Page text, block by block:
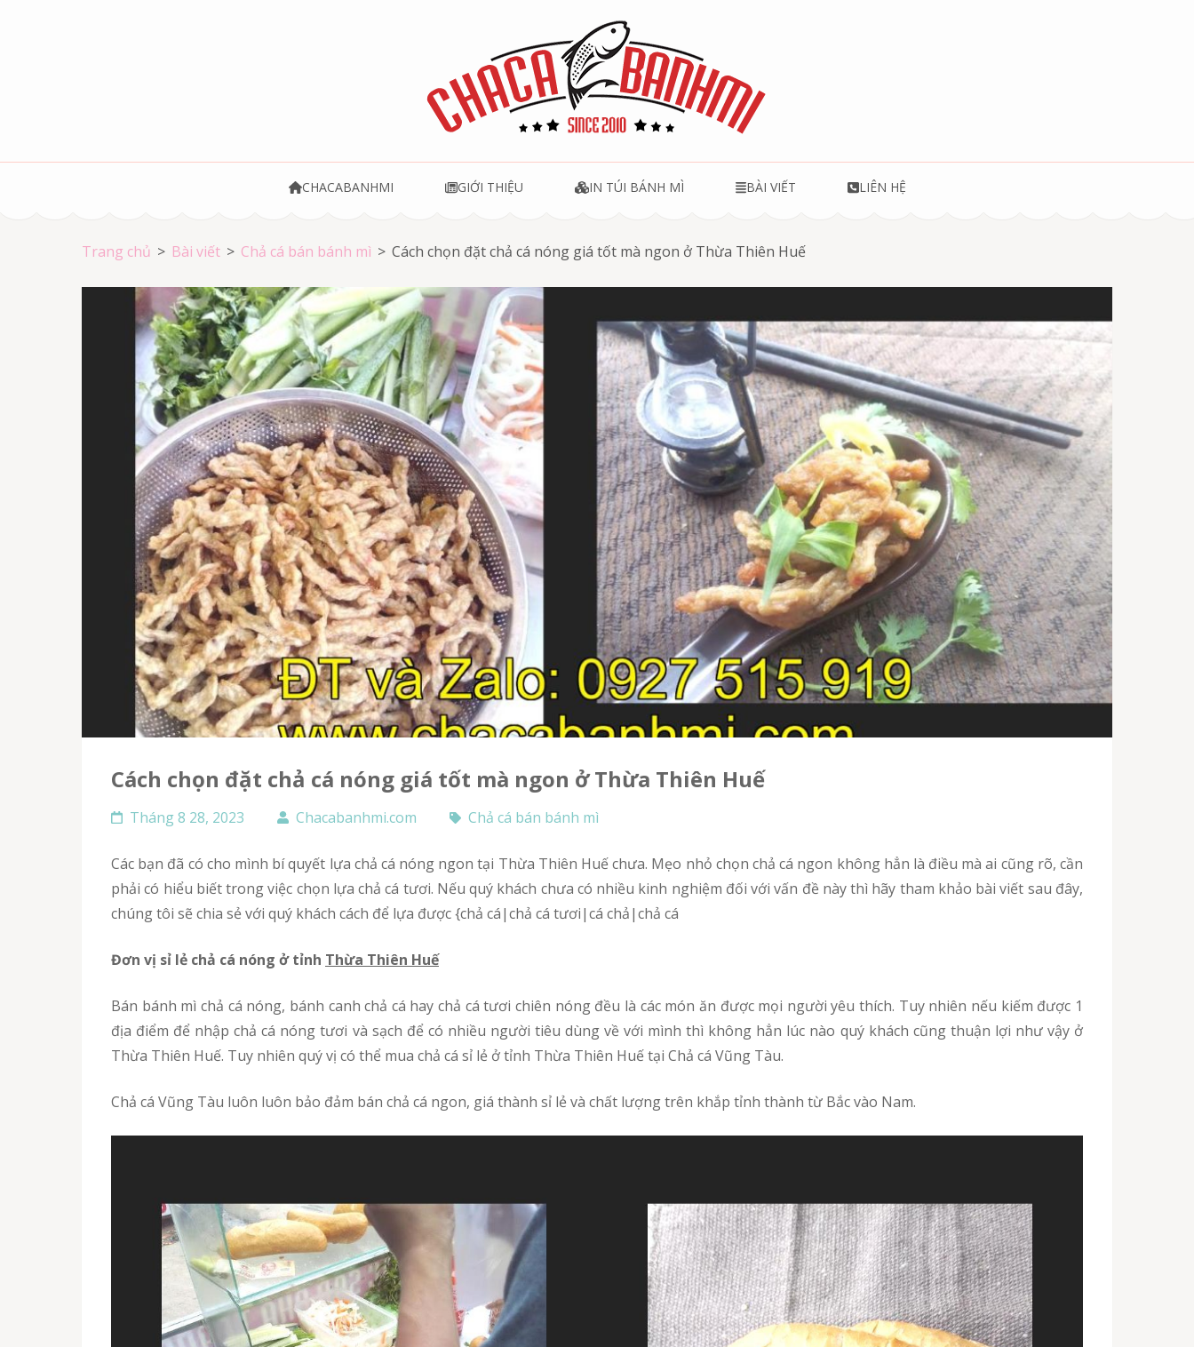
(ấn
Chả cá Vũng Tàu
CHACABANHMI GIỚI THIỆU IN TÚI BÁNH MÌ BÀI VIẾT LIÊN HỆ
Trang chủ > Bài viết > Chả cá bán bánh mì > Cách chọn đặt chả cá nóng giá tốt mà ngon ở Thừa Thiên Huế
Cách chọn đặt chả cá nóng giá tốt mà ngon ở Thừa Thiên Huế
Tháng 8 28, 2023 Chacabanhmi.com Chả cá bán bánh mì
Các bạn đã có cho mình bí quyết lựa chả cá nóng ngon tại Thừa Thiên Huế chưa. Mẹo nhỏ chọn chả cá ngon không hẳn là điều mà ai cũng rõ, cần
phải có hiểu biết trong việc chọn lựa chả cá tươi. Nếu quý khách chưa có nhiều kinh nghiệm đối với vấn đề này thì hãy tham khảo bài viết sau đây,
chúng tôi sẽ chia sẻ với quý khách cách để lựa được {chả cá|chả cá tươi|cá chả|chả cá
Đơn vị sỉ lẻ chả cá nóng ở tỉnh Thừa Thiên Huế
Bán bánh mì chả cá nóng, bánh canh chả cá hay chả cá tươi chiên nóng đều là các món ăn được mọi người yêu thích. Tuy nhiên nếu kiếm được 1
địa điểm để nhập chả cá nóng tươi và sạch để có nhiều người tiêu dùng về với mình thì không hẳn lúc nào quý khách cũng thuận lợi như vậy ở
Thừa Thiên Huế. Tuy nhiên quý vị có thể mua chả cá sỉ lẻ ở tỉnh Thừa Thiên Huế tại Chả cá Vũng Tàu.
Chả cá Vũng Tàu luôn luôn bảo đảm bán chả cá ngon, giá thành sỉ lẻ và chất lượng trên khắp tỉnh thành từ Bắc vào Nam.